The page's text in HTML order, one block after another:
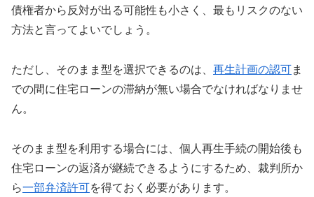
債権者から反対が出る可能性も小さく、最もリスクのない
方法と言ってよいでしょう。
ただし、そのまま型を選択できるのは、 再生計画の認可ま
での間に住宅ローンの滞納が無い場合でなければなりませ
ん。
そのまま型を利用する場合には、個人再生手続の開始後も
住宅ローンの返済が継続できるようにするため、裁判所か
ら一部弁済許可を得ておく必要があります。